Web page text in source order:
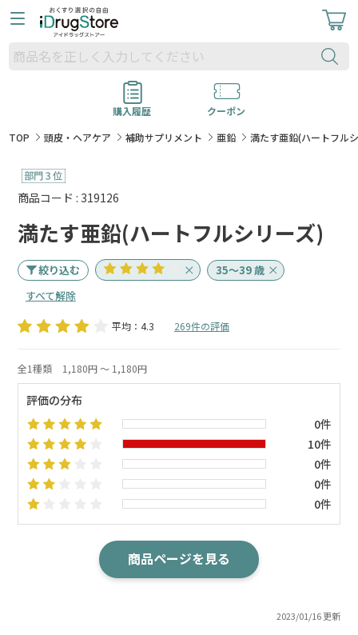
購入履歴
クーポン
TOP
頭皮・ヘアケア 補助サプリメント 亜鉛 満たす亜鉛(ハートフル
商品コード : 319126
満たす亜鉛(ハートフルシリーズ)
絞り込む
35～39 歳
すべて解除
平均：4.3 269件の評価
2023/01/16 更新
全1種類 1,180円 ～ 1,180円
評価の分布
0件
10件
0件
0件
0件
商品ページを見る